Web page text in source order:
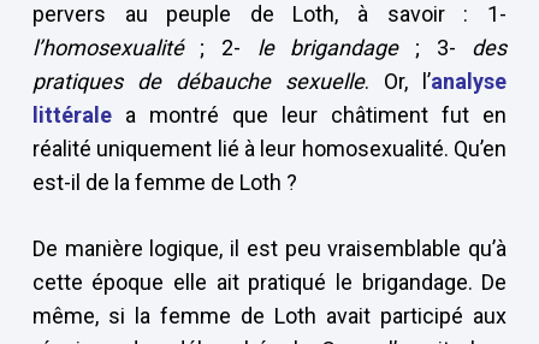
pervers au peuple de Loth, à savoir : 1-
l’homosexualité; 2- le brigandage; 3- des
pratiques de débauche sexuelle. Or, l’analyse
littéralea montré que leur châtiment fut en
réalité uniquement lié à leur homosexualité. Qu’en
est-il de la femme de Loth ?
De manière logique, il est peu vraisemblable qu’à
cette époque elle ait pratiqué le brigandage. De
même, si la femme de Loth avait participé aux